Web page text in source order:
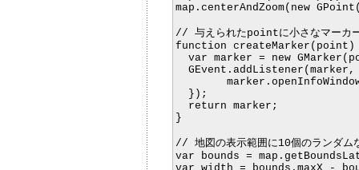
map.centerAndZoom(new
// 与えられたpointに小さなマーカ
function
var marker = new
  });
  return marker;
}
// 地図の表示範囲に10個のランダム
var bounds =